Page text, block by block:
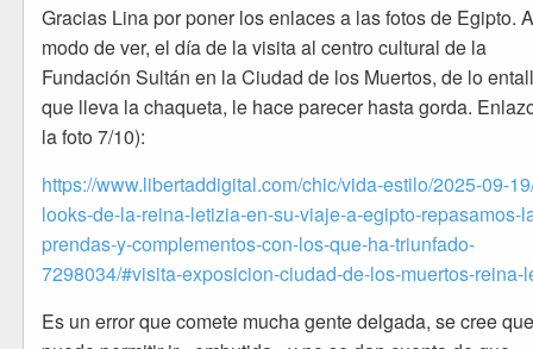
Gracias Lina por poner los enlaces a las fotos de Egipto.
modo de ver, el día de la visita al centro cultural de la
Fundación Sultán en la Ciudad de los Muertos, de lo
que lleva la chaqueta, le hace parecer hasta gorda.
la foto 7/10):
https://www.libertaddigital.com/chic/vida-estilo/2025-09-
looks-de-la-reina-letizia-en-su-viaje-a-egipto-repasamos-
prendas-y-complementos-con-los-que-ha-triunfado-
7298034/#visita-exposicion-ciudad-de-los-muertos-reina-
Es un error que comete mucha gente delgada, se cree